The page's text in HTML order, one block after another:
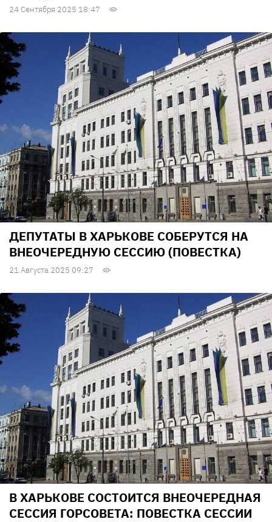
24 Сентября 2025 18:47
ДЕПУТАТЫ В ХАРЬКОВЕ СОБЕРУТСЯ НА
ВНЕОЧЕРЕДНУЮ СЕССИЮ (ПОВЕСТКА)
21 Августа 2025 09:27
В ХАРЬКОВЕ СОСТОИТСЯ ВНЕОЧЕРЕДНАЯ
СЕССИЯ ГОРСОВЕТА: ПОВЕСТКА СЕССИИ